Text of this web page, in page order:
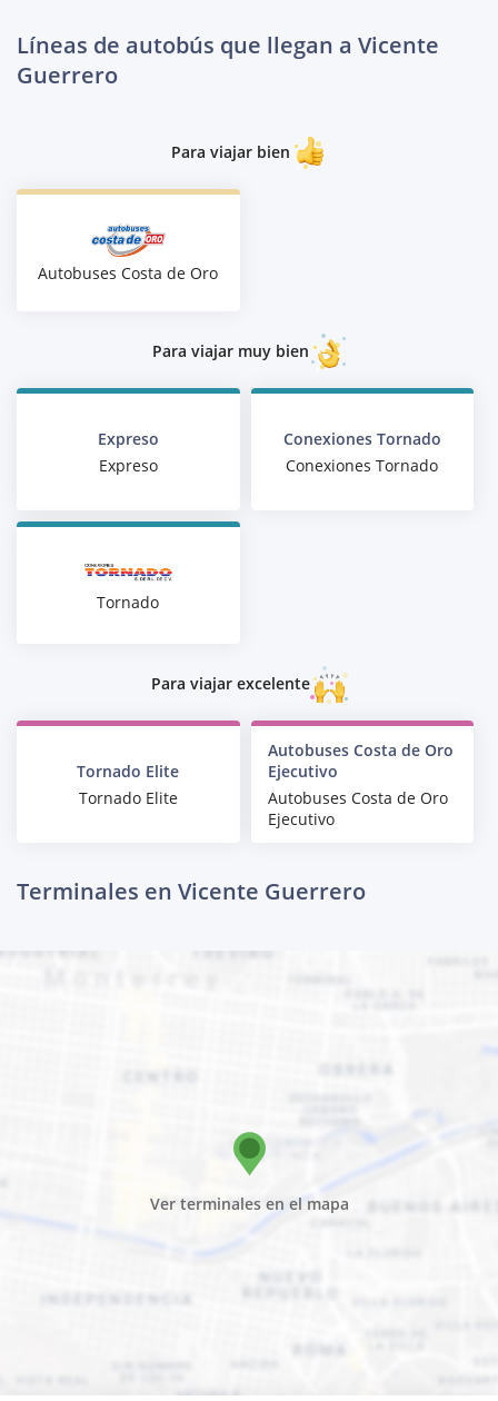
Líneas de autobús que llegan a Vicente
Guerrero
Para viajar bien
Autobuses Costa de Oro
Para viajar muy bien
Expreso
Expreso
Conexiones Tornado
Conexiones Tornado
Tornado
Para viajar excelente
Tornado Elite
Tornado Elite
Autobuses Costa de Oro
Ejecutivo
Autobuses Costa de Oro
Ejecutivo
Terminales en Vicente Guerrero
Ver terminales en el mapa